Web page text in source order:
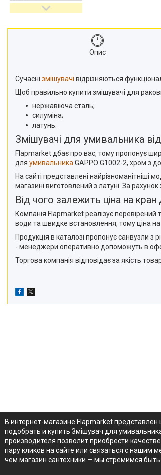
Пакувальні сантехнічні
Опис
Сучасні змішувачі відрізняються
Щоб правильно купити змішувачі для
нержавіюча сталь;
силуміна;
латунь.
Змішувачі для умивальника
Flapmarket дбає про вас, тому пропонує
для умивальника GAPPO G1002-2, хром з
На сайті представлені найрізноманітніші
магазині виготовлений з латуні. За
Від чого залежить ціна на
Компанія Flapmarket реалізує
води та швидке встановлення, тому ціна
Продукція в каталозі пропонує санвузли
- менеджери оперативно допоможуть в
Торгова компанія відповідає за якість
В интернет-магазине Flapmarket
подобрать и купить Змішувач для
производителя позволит приобрести
пару кликов на сайте или связаться с нашим
чем магазин сантехники — мы стремимся